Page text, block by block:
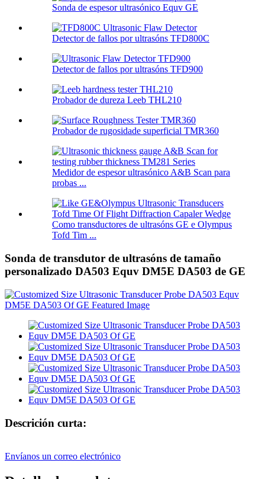
Sonda de espesor ultrasónico Equv GE
Detector de fallos por ultrasóns TFD800C
Detector de fallos por ultrasóns TFD900
Probador de dureza Leeb THL210
Probador de rugosidade superficial TMR360
Medidor de espesor ultrasónico A&B Scan para
probas ...
Como transductores de ultrasóns GE e Olympus
Tofd Tim ...
Sonda de transdutor de ultrasóns de tamaño
personalizado DA503 Equv DM5E DA503 de GE
Descrición curta:
Envíanos un correo electrónico